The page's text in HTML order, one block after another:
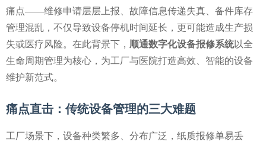
痛点——维修申请层层上报、故障信息传递失真、备件库存
管理混乱，不仅导致设备停机时间延长，更可能造成生产损
失或医疗风险。在此背景下， 顺通数字化设备报修系统以全
生命周期管理为核心，为工厂与医院打造高效、智能的设备
维护新范式。
痛点直击：传统设备管理的三大难题
工厂场景下，设备种类繁多、分布广泛，纸质报修单易丢